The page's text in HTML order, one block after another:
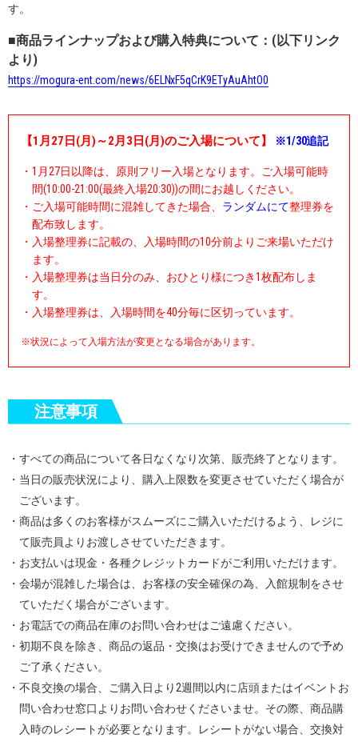
す。
■商品ラインナップおよび購入特典について：(以下リンク
より)
https://mogura-ent.com/news/6ELNxF5qCrK9ETyAuAhtO0
【1月27日(月)～2月3日(月)のご入場について】 ※1/30追記
・1月27日以降は、原則フリー入場となります。ご入場可能時
間(10:00-21:00(最終入場20:30))の間にお越しください。
・ご入場可能時間に混雑してきた場合、 ランダムにて整理券を
配布致します。
・入場整理券に記載の、入場時間の10分前よりご来場いただけ
ます。
・入場整理券は当日分のみ、おひとり様につき1枚配布しま
す。
・入場整理券は、入場時間を40分毎に区切っています。
※状況によって入場方法が変更となる場合があります。
注意事項
・すべての商品について各日なくなり次第、販売終了となります。
・当日の販売状況により、購入上限数を変更させていただく場合が
ございます。
・商品は多くのお客様がスムーズにご購入いただけるよう、レジに
て販売員よりお渡しさせていただきます。
・お支払いは現金・各種クレジットカードがご利用いただけます。
・会場が混雑した場合は、お客様の安全確保の為、入館規制をさせ
ていただく場合がございます。
・お電話での商品在庫のお問い合わせはご遠慮ください。
・初期不良を除き、商品の返品・交換はお受けできませんので予め
ご了承ください。
・不良交換の場合、ご購入日より2週間以内に店頭またはイベントお
問い合わせ窓口よりお問い合わせくださいませ。その際、商品購
入時のレシートが必要となります。レシートがない場合、交換対